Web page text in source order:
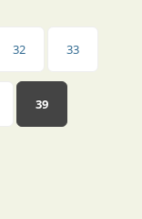
32 33
39